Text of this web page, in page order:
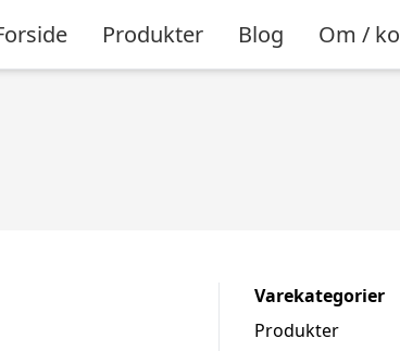
Produkter Blog Om /
Varekategorier
Produkter